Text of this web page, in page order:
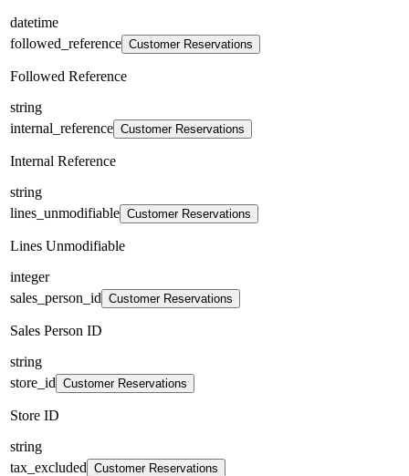
datetime
followed_reference Customer Reservations
Followed Reference
string
internal_reference Customer Reservations
Internal Reference
string
lines_unmodifiable Customer Reservations
Lines Unmodifiable
integer
sales_person_id Customer Reservations
Sales Person ID
string
store_id Customer Reservations
Store ID
string
tax_excluded Customer Reservations